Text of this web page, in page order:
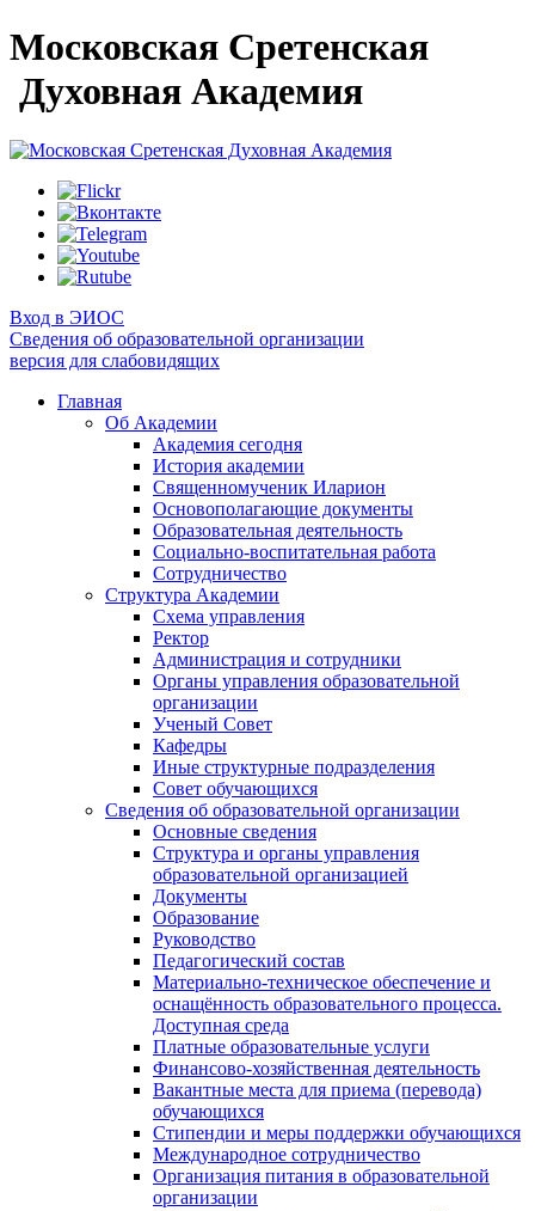
Московская Сретенская
Духовная Академия
Вход в ЭИОС
Сведения об образовательной организации
версия для слабовидящих
Главная
Об Академии
Академия сегодня
История академии
Священномученик Иларион
Основополагающие документы
Образовательная деятельность
Социально-воспитательная работа
Сотрудничество
Структура Академии
Схема управления
Ректор
Администрация и сотрудники
Органы управления образовательной
организации
Ученый Совет
Кафедры
Иные структурные подразделения
Совет обучающихся
Сведения об образовательной организации
Основные сведения
Структура и органы управления
образовательной организацией
Документы
Образование
Руководство
Педагогический состав
Материально-техническое обеспечение и
оснащённость образовательного процесса.
Доступная среда
Платные образовательные услуги
Финансово-хозяйственная деятельность
Вакантные места для приема (перевода)
обучающихся
Стипендии и меры поддержки обучающихся
Международное сотрудничество
Организация питания в образовательной
организации